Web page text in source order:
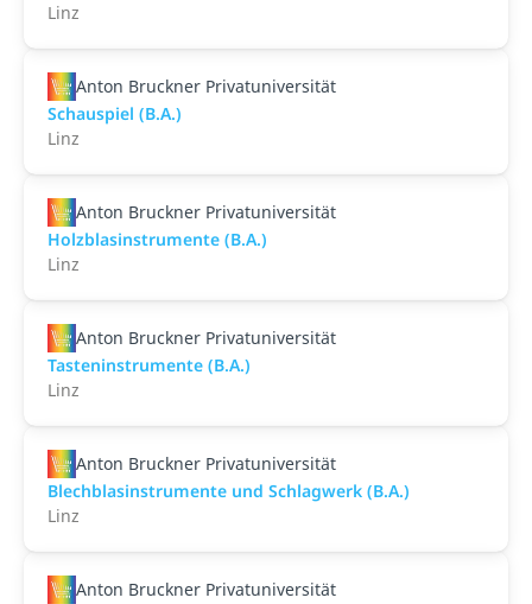
Linz
Anton Bruckner Privatuniversität
Schauspiel (B.A.)
Linz
Anton Bruckner Privatuniversität
Holzblasinstrumente (B.A.)
Linz
Anton Bruckner Privatuniversität
Tasteninstrumente (B.A.)
Linz
Anton Bruckner Privatuniversität
Blechblasinstrumente und Schlagwerk (B.A.)
Linz
Anton Bruckner Privatuniversität